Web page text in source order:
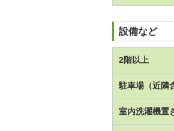
設備など
2階以上
駐車場（近隣
室内洗濯機置